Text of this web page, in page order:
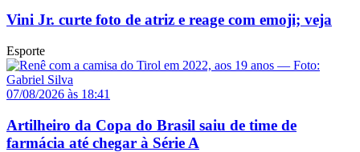
Vini Jr. curte foto de atriz e reage com emoji; veja
Esporte
07/08/2026 às 18:41
Artilheiro da Copa do Brasil saiu de time de
farmácia até chegar à Série A